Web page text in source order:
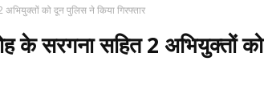
अभियुक्तों को दून पुलिस ने किया गिरफ्तार
के सरगना सहित 2 अभियुक्तों को